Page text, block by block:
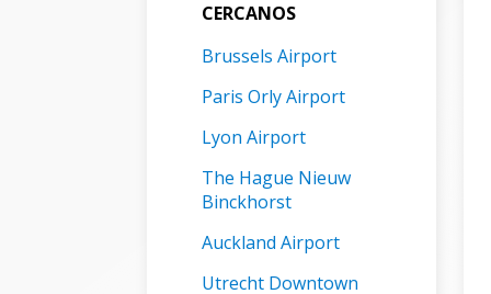
CERCANOS
Brussels Airport
Paris Orly Airport
Lyon Airport
The Hague Nieuw
Binckhorst
Auckland Airport
Utrecht Downtown